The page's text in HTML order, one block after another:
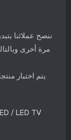
ننصح عملائنا
مرة أخرى
يتم اختبار
/ LED TV